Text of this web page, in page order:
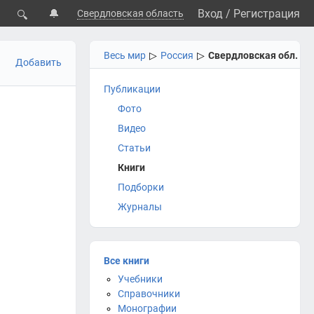
🔍 🔔 Свердловская область Вход / Регистрация
Весь мир ▷ Россия ▷ Свердловская обл.
Публикации
Фото
Видео
Статьи
Книги
Подборки
Журналы
Все книги
Учебники
Справочники
Монографии
Добавить